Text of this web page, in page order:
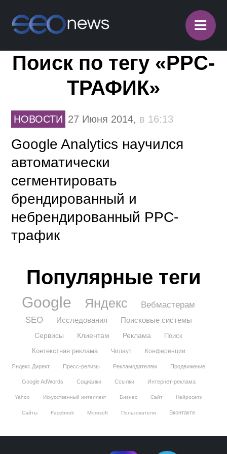
≡
Поиск по тегу «PPC-
ТРАФИК»
НОВОСТИ 27 Июня 2014, в 16:13
Google Analytics научился
автоматически
сегментировать
брендированный и
небрендированный PPC-
трафик
Популярные теги
Google Яндекс
Вебмастерам
SEO
Исследования Поисковые системы
Сервисы Клиентам Реклама
Поиск
Контекстная реклама
Чилаут Конференции
Яндекс.Директ Пресс-релизы Рекламодателям Продвижение
Google AdWords Социалки Ссылки Интернет-реклама
Yahoo Искусственный интеллект Бизнес Сайт Нейросети
Сайты Facebook Microsoft Пользователи Вконтакте